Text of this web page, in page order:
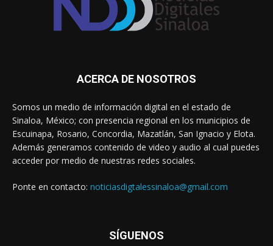
ACERCA DE NOSOTROS
Somos un medio de información digital en el estado de
Sinaloa, México; con presencia regional en los municipios de
Escuinapa, Rosario, Concordia, Mazatlán, San Ignacio y Elota.
Además generamos contenido de video y audio al cual puedes
acceder por medio de nuestras redes sociales.
Ponte en contacto: noticiasdigtalessinaloa@gmail.com
SÍGUENOS